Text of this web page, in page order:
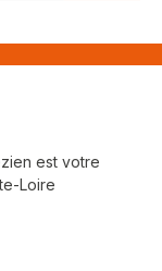
est votre
Loire